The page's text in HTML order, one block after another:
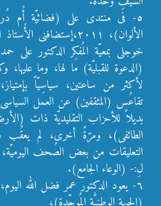
٥- فى منتدى على (فضائيّة أُم
الألوان)،
خوجلى بمعيّة المُفكِر الدكتور على
(الدعوة للقبليّة) ما لها، وما
لأكثر من ساعتين، سياسِيّاً
تقاعُس (المثقفين) عن العمل
بديلاً للأحزاب التقليديّة ذات
الطائفى)، ومرّةً أخرى، لم يعقُب
التعليقات من بعض الصُحف
لِ:- (الوعاء الجامع).
٦- يعود الدكتور عمر فضل الله